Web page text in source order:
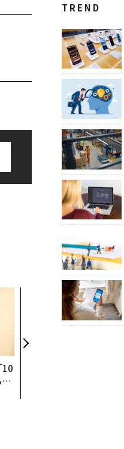
10
─
なぜ“眠っていた環境技
術”が、下水インフラを
変えたのか──産総研×
月島JFEアクアソリュー
TREND